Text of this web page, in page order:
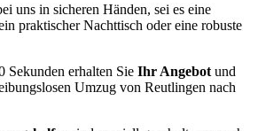
uns in sicheren Händen, sei es eine
praktischer Nachttisch oder eine robuste
Sekunden erhalten Sie Ihr Angebot und
Umzug von Reutlingen nach